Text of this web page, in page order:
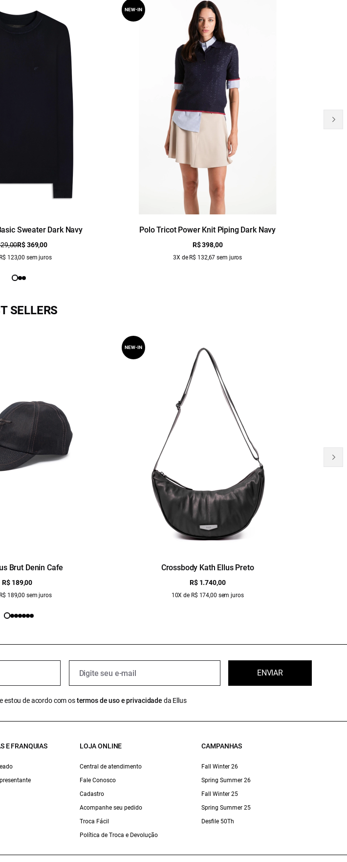
Sweater Dark Navy
R$ 369,00
123,00 sem juros
Polo Tricot Power Knit Piping Dark Navy
R$ 398,00
3X de R$ 132,67 sem juros
NEW-IN
SELLERS
Brut Denin Cafe
R$ 189,00
189,00 sem juros
Crossbody Kath Ellus Preto
R$ 1.740,00
10X de R$ 174,00 sem juros
NEW-IN
ENVIAR
estou de acordo com ostermos de uso e privacidade da Ellus
E FRANQUIAS LOJA ONLINE
Central de atendimento
Fale Conosco
Cadastro
Acompanhe seu pedido
Troca Fácil
Política de Troca e Devolução
CAMPANHAS
Fall Winter 26
Spring Summer 26
Fall Winter 25
Spring Summer 25
Desfile 50Th